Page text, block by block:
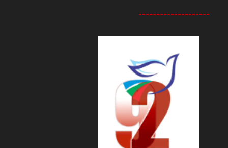
--------------------